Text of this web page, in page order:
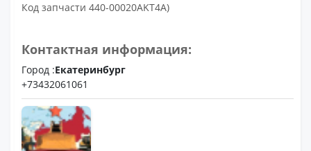
Код запчасти 440-00020AKT4A)
Контактная информация:
Город :Екатеринбург
+73432061061